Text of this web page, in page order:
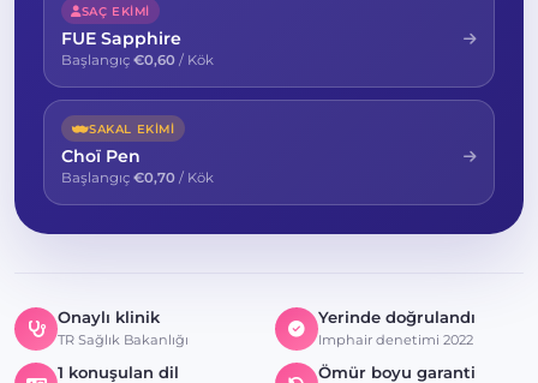
SAÇ EKIMI
FUE Sapphire
Başlangıç €0,60 / Kök
SAKAL EKIMI
Choï Pen
Başlangıç €0,70 / Kök
Onaylı klinik
TR Sağlık Bakanlığı
Yerinde doğrulandı
Imphair denetimi 2022
1 konuşulan dil Ömür boyu garanti